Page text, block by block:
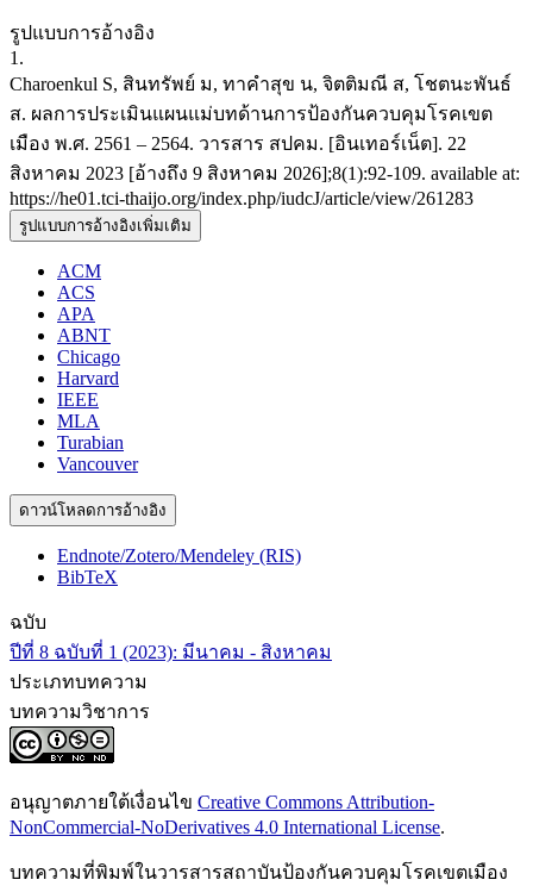
รูปแบบการอ้างอิง
1.
Charoenkul S, สินทรัพย์ ม, ทาคำสุข น, จิตติมณี ส, โชตนะพันธ์
ส. ผลการประเมินแผนแม่บทด้านการป้องกันควบคุมโรคเขต
เมือง พ.ศ. 2561 – 2564. วารสาร สปคม. [อินเทอร์เน็ต]. 22
สิงหาคม 2023 [อ้างถึง 9 สิงหาคม 2026];8(1):92-109. available at:
https://he01.tci-thaijo.org/index.php/iudcJ/article/view/261283
รูปแบบการอ้างอิงเพิ่มเติม
ACM
ACS
APA
ABNT
Chicago
Harvard
IEEE
MLA
Turabian
Vancouver
ดาวน์โหลดการอ้างอิง
Endnote/Zotero/Mendeley (RIS)
BibTeX
ฉบับ
ปีที่ 8 ฉบับที่ 1 (2023): มีนาคม - สิงหาคม
ประเภทบทความ
บทความวิชาการ
อนุญาตภายใต้เงื่อนไข Creative Commons Attribution-
NonCommercial-NoDerivatives 4.0 International License.
บทความที่พิมพ์ในวารสารสถาบันป้องกันควบคุมโรคเขตเมือง